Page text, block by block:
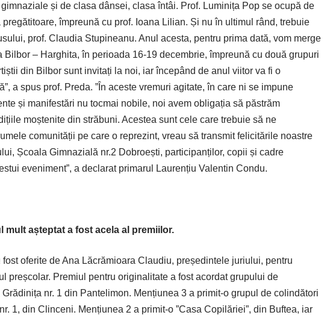
și de clasa dânsei, clasa întâi. Prof. Luminița Pop se ocupă de
împreună cu prof. Ioana Lilian. Și nu în ultimul rând, trebuie
prof. Claudia Stupineanu. Anul acesta, pentru prima dată, vom merge
Bilbor – Harghita, în perioada 16-19 decembrie, împreună cu două grupuri
din Bilbor sunt invitați la noi, iar începând de anul viitor va fi o
a spus prof. Preda. ”În aceste vremuri agitate, în care ni se impune
și manifestări nu tocmai nobile, noi avem obligația să păstrăm
moștenite din străbuni. Acestea sunt cele care trebuie să ne
comunității pe care o reprezint, vreau să transmit felicitările noastre
Școala Gimnazială nr.2 Dobroești, participanților, copii și cadre
eveniment”, a declarat primarul Laurențiu Valentin Condu.
mult așteptat a fost acela al premiilor.
oferite de Ana Lăcrămioara Claudiu, președintele juriului, pentru
preșcolar. Premiul pentru originalitate a fost acordat grupului de
Grădinița nr. 1 din Pantelimon. Mențiunea 3 a primit-o grupul de colindători
1, din Clinceni. Mențiunea 2 a primit-o ”Casa Copilăriei”, din Buftea, iar